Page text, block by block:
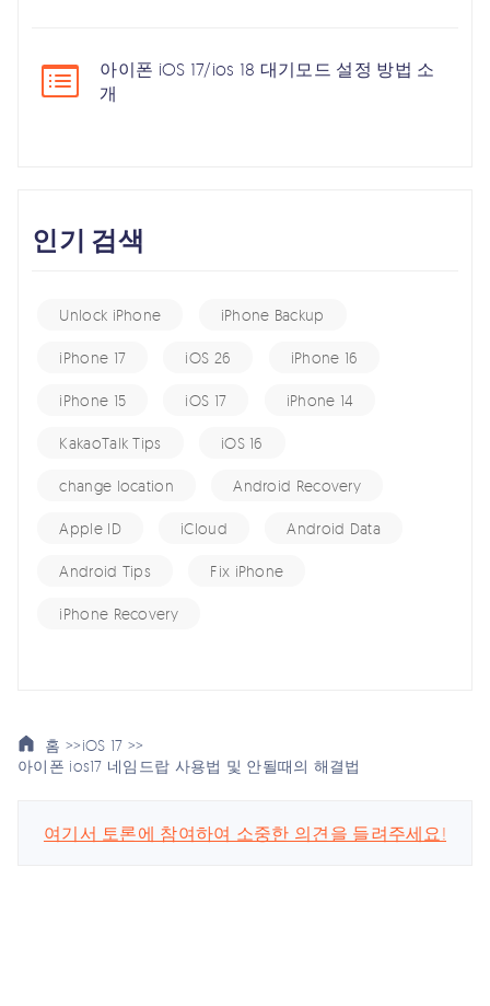
아이폰 iOS 17/ios 18 대기모드 설정 방법 소
개
인기 검색
Unlock iPhone iPhone Backup
iPhone 17 iOS 26 iPhone 16
iPhone 15 iOS 17 iPhone 14
KakaoTalk Tips iOS 16
change location Android Recovery
Apple ID iCloud Android Data
Android Tips Fix iPhone
iPhone Recovery
홈 >>iOS 17 >>
아이폰 ios17 네임드랍 사용법 및 안될때의 해결법
여기서 토론에 참여하여 소중한 의견을 들려주세요!